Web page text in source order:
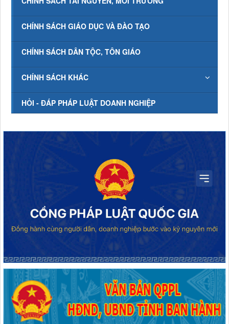
CHÍNH SÁCH GIÁO DỤC VÀ ĐÀO TẠO
CHÍNH SÁCH DÂN TỘC, TÔN GIÁO
CHÍNH SÁCH KHÁC
HỎI - ĐÁP PHÁP LUẬT DOANH NGHIỆP